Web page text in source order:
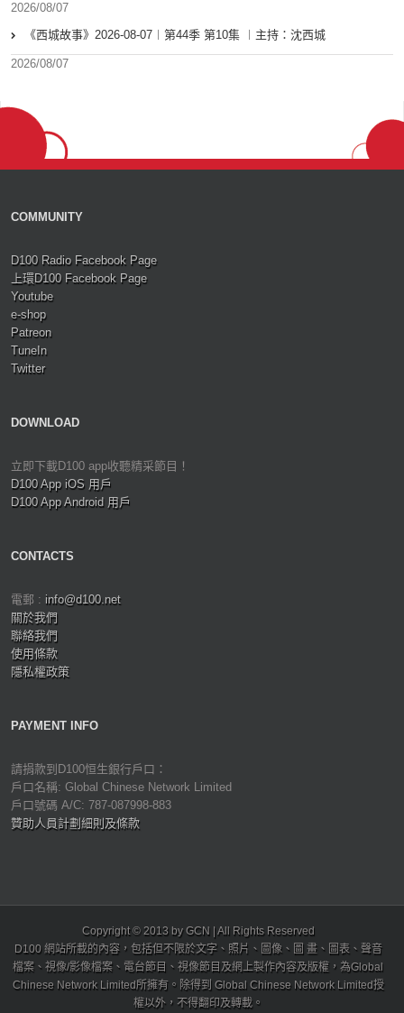
2026/08/07
《西城故事》2026-08-07︱第44季 第10集 ︱主持：沈西城
2026/08/07
COMMUNITY
D100 Radio Facebook Page
上環D100 Facebook Page
Youtube
e-shop
Patreon
TuneIn
Twitter
DOWNLOAD
立即下載D100 app收聽精采節目！
D100 App iOS 用戶
D100 App Android 用戶
CONTACTS
電郵 : info@d100.net
關於我們
聯絡我們
使用條款
隱私權政策
PAYMENT INFO
請捐款到D100恒生銀行戶口：
戶口名稱: Global Chinese Network Limited
戶口號碼 A/C: 787-087998-883
贊助人員計劃細則及條款
Copyright © 2013 by GCN | All Rights Reserved
D100 網站所載的內容，包括但不限於文字、照片、圖像、圖 畫、圖表、聲音
檔案、視像/影像檔案、電台節目、視像節目及網上製作內容及版權，為Global
Chinese Network Limited所擁有。除得到 Global Chinese Network Limited授
權以外，不得翻印及轉載。